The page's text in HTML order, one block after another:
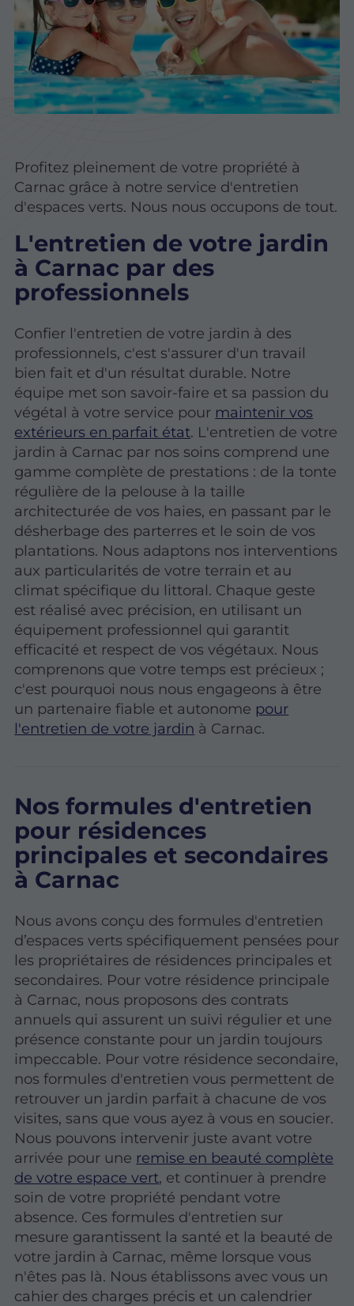
Profitez pleinement de votre propriété à
Carnac grâce à notre service d'entretien
d'espaces verts. Nous nous occupons de tout.
L'entretien de votre jardin
à Carnac par des
professionnels
Confier l'entretien de votre jardin à des
professionnels, c'est s'assurer d'un travail
bien fait et d'un résultat durable. Notre
équipe met son savoir-faire et sa passion du
végétal à votre service pour maintenir vos
extérieurs en parfait état. L'entretien de votre
jardin à Carnac par nos soins comprend une
gamme complète de prestations : de la tonte
régulière de la pelouse à la taille
architecturée de vos haies, en passant par le
désherbage des parterres et le soin de vos
plantations. Nous adaptons nos interventions
aux particularités de votre terrain et au
climat spécifique du littoral. Chaque geste
est réalisé avec précision, en utilisant un
équipement professionnel qui garantit
efficacité et respect de vos végétaux. Nous
comprenons que votre temps est précieux ;
c'est pourquoi nous nous engageons à être
un partenaire fiable et autonome pour
l'entretien de votre jardin à Carnac.
Nos formules d'entretien
pour résidences
principales et secondaires
à Carnac
Nous avons conçu des formules d'entretien
d’espaces verts spécifiquement pensées pour
les propriétaires de résidences principales et
secondaires. Pour votre résidence principale
à Carnac, nous proposons des contrats
annuels qui assurent un suivi régulier et une
présence constante pour un jardin toujours
impeccable. Pour votre résidence secondaire,
nos formules d'entretien vous permettent de
retrouver un jardin parfait à chacune de vos
visites, sans que vous ayez à vous en soucier.
Nous pouvons intervenir juste avant votre
arrivée pour une remise en beauté complète
de votre espace vert, et continuer à prendre
soin de votre propriété pendant votre
absence. Ces formules d'entretien sur
mesure garantissent la santé et la beauté de
votre jardin à Carnac, même lorsque vous
n'êtes pas là. Nous établissons avec vous un
cahier des charges précis et un calendrier